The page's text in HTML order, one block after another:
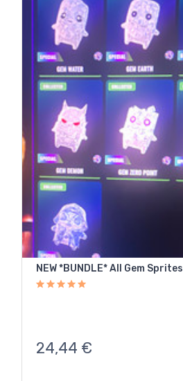
NEW *BUNDLE* All Gem Sprites
24,44 €